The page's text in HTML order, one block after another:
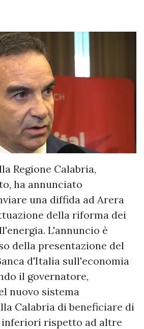
Regione Calabria,
ha annunciato
una diffida ad Arera
della riforma dei
L'annuncio è
della presentazione del
d'Italia sull'economia
il governatore,
nuovo sistema
Calabria di beneficiare di
rispetto ad altre